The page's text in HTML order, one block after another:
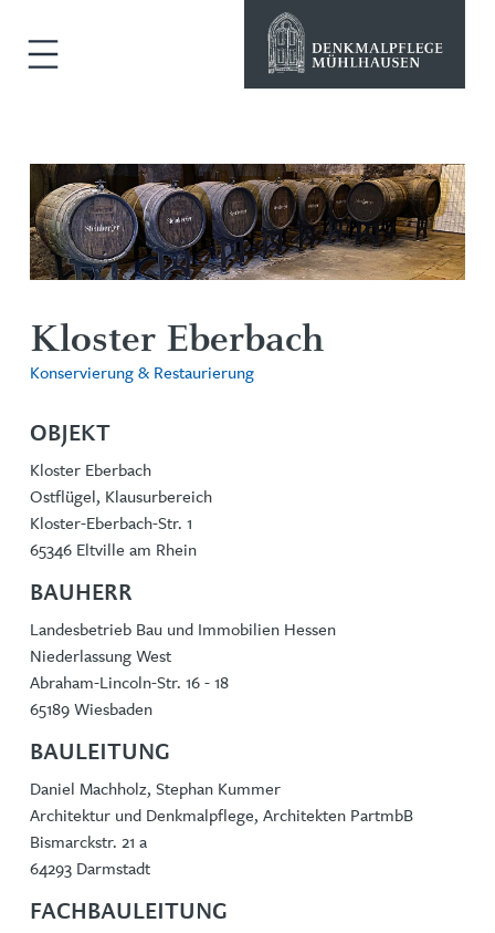
Kloster Eberbach
Konservierung & Restaurierung
OBJEKT
Kloster Eberbach
Ostflügel, Klausurbereich
Kloster-Eberbach-Str. 1
65346 Eltville am Rhein
BAUHERR
Landesbetrieb Bau und Immobilien Hessen
Niederlassung West
Abraham-Lincoln-Str. 16 - 18
65189 Wiesbaden
BAULEITUNG
Daniel Machholz, Stephan Kummer
Architektur und Denkmalpflege, Architekten PartmbB
Bismarckstr. 21 a
64293 Darmstadt
FACHBAULEITUNG